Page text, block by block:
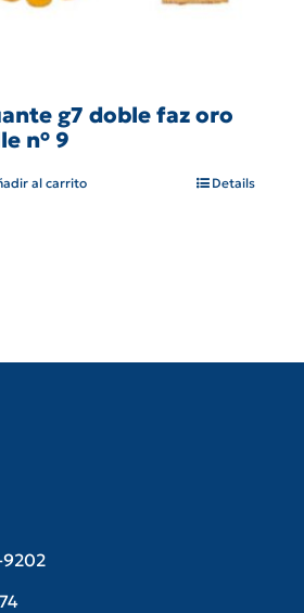
g7 doble faz oro
n° 9
al carrito Details
9202